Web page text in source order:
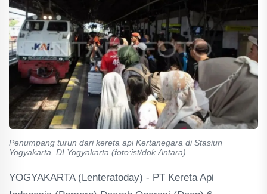
Penumpang turun dari kereta api Kertanegara di Stasiun
Yogyakarta, DI Yogyakarta.(foto:ist/dok.Antara)
YOGYAKARTA (Lenteratoday) - PT Kereta Api